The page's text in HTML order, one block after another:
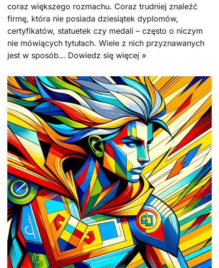
coraz większego rozmachu. Coraz trudniej znaleźć
firmę, która nie posiada dziesiątek dyplomów,
certyfikatów, statuetek czy medali – często o niczym
nie mówiących tytułach. Wiele z nich przyznawanych
jest w sposób… Dowiedz się więcej »